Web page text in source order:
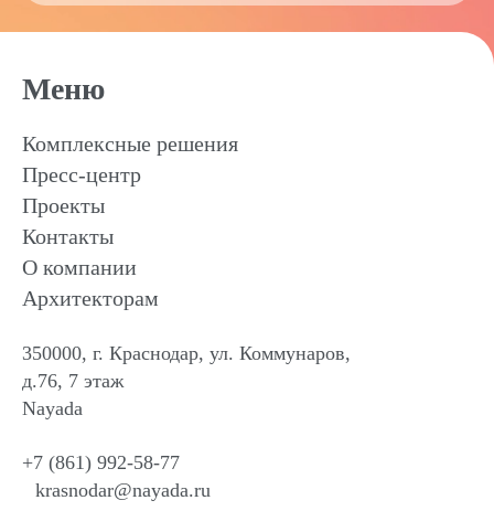
Меню
Комплексные решения
Пресс-центр
Проекты
Контакты
О компании
Архитекторам
350000, г. Краснодар, ул. Коммунаров,
д.76, 7 этаж
Nayada
+7 (861) 992-58-77
krasnodar@nayada.ru